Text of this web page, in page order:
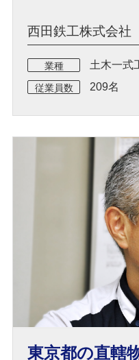
西田鉄工株式会社
業種 土木一式
従業員数 209名
東京都の直轄